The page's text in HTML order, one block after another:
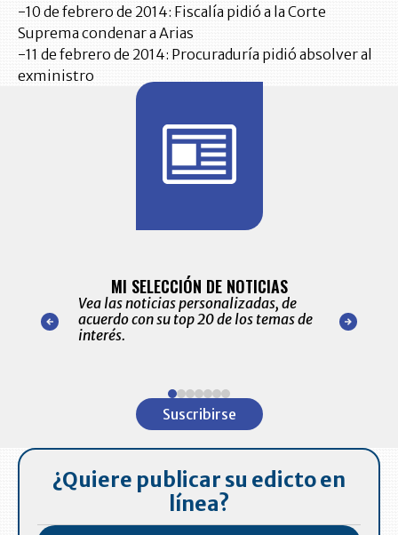
-10 de febrero de 2014: Fiscalía pidió a la Corte
Suprema condenar a Arias
-11 de febrero de 2014: Procuraduría pidió absolver al
exministro
nuestro
para
MI SELECCIÓN DE NOTICIAS
Vea las noticias personalizadas, de
acuerdo con su top 20 de los temas de
interés.
de las
Suscribirse
¿Quiere publicar su edicto en
línea?